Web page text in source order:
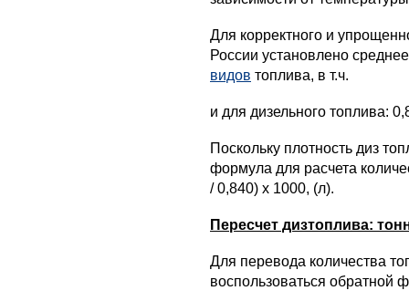
Для корректного и
России установлено
видов топлива, в т.ч.
и для дизельного топлива:
Поскольку плотность диз
формула для расчета
/ 0,840) х 1000, (л).
Пересчет дизтоплива:
Для перевода количества
воспользоваться обратной